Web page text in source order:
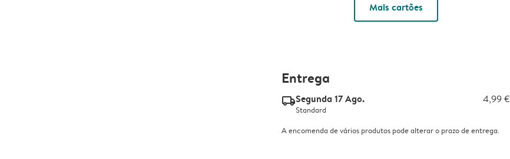
Mais cartões
Entrega
delivery_standard_v2Segunda 17 Ago. 4,99 €
Standard
A encomenda de vários produtos pode alterar o prazo de entrega.